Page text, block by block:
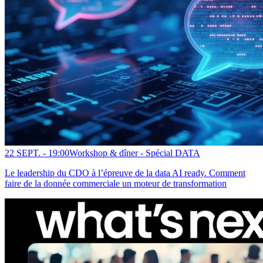
22 SEPT. - 19:00Workshop & dîner - Spécial DATA
Le leadership du CDO à l’épreuve de la data AI ready. Comment
faire de la donnée commerciale un moteur de transformation